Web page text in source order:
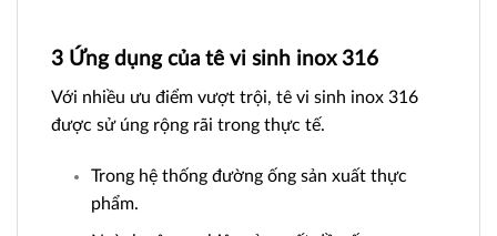
3 Ứng dụng của tê vi sinh inox 316
Với nhiều ưu điểm vượt trội, tê vi sinh inox 316
được sử úng rộng rãi trong thực tế.
Trong hệ thống đường ống sản xuất thực
phẩm.